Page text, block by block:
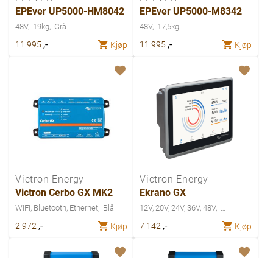
EPEver UP5000-HM8042
48V 19kg Grå
11 995 ,- Kjøp
EPEver UP5000-M8342
48V 17,5kg
11 995 ,- Kjøp
Victron Energy
Victron Cerbo GX MK2
WiFi, Bluetooth, Ethernet Blå
2 972 ,- Kjøp
Victron Energy
Ekrano GX
12V, 20V, 24V, 36V, 48V
7 142 ,- Kjøp